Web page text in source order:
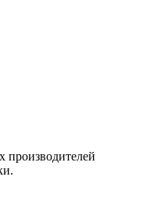
производителей